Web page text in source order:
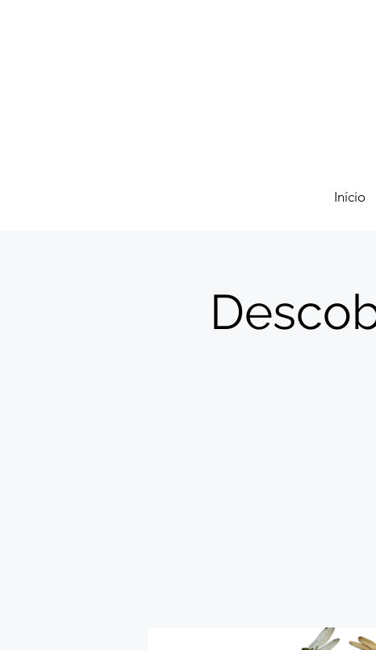
Início